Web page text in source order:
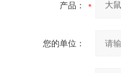
产品：
您的单位：